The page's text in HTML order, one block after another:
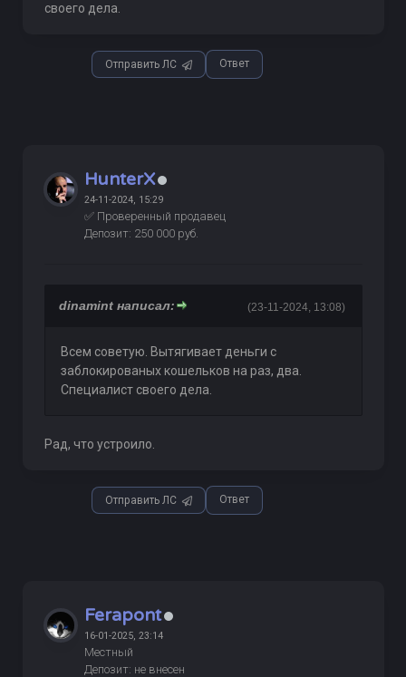
своего дела.
Отправить ЛС Ответ
HunterX
24-11-2024, 15:29
✅ Проверенный продавец
Депозит: 250 000 руб.
(23-11-2024, 13:08)
dinamint написал:
Всем советую. Вытягивает деньги с
заблокированых кошельков на раз, два.
Специалист своего дела.
Рад, что устроило.
Отправить ЛС Ответ
Ferapont
16-01-2025, 23:14
Местный
Депозит: не внесен